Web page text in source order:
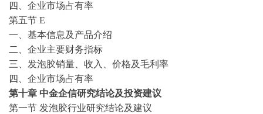
四、企业市场占有率
第五节 E
一、基本信息及产品介绍
二、企业主要财务指标
三、 发泡胶销量、收入、价格及毛利率
四、企业市场占有率
第十章 中金企信研究结论及投资建议
第一节 发泡胶行业研究结论及建议